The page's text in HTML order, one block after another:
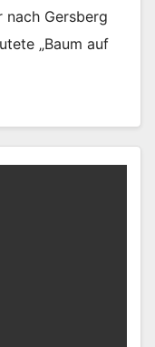
nach Gersberg
„Baum auf